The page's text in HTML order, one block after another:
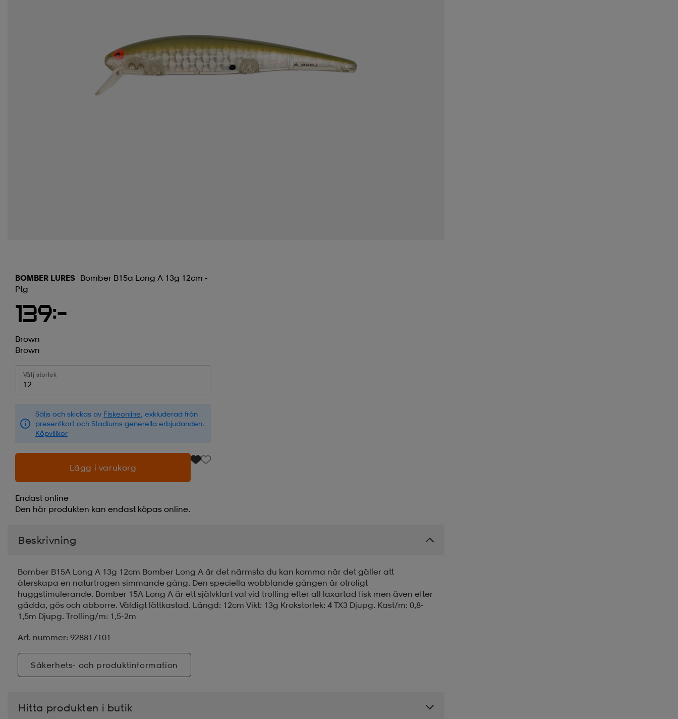
BOMBER LURES Bomber B15a Long A 13g 12cm -
Ptg
139:-
Brown
Brown
Välj storlek
12
Säljs och skickas av Fiskeonline , exkluderad från
presentkort och Stadiums generella erbjudanden.
Köpvillkor
Lägg i varukorg
Endast online
Den här produkten kan endast köpas online.
Beskrivning
Bomber B15A Long A 13g 12cm Bomber Long A är det närmsta du kan komma när det gäller att
återskapa en naturtrogen simmande gång. Den speciella wobblande gången är otroligt
huggstimulerande. Bomber 15A Long A är ett självklart val vid trolling efter all laxartad fisk men även efter
gädda, gös och abborre. Väldigt lättkastad. Längd: 12cm Vikt: 13g Krokstorlek: 4 TX3 Djupg. Kast/m: 0,8-
1,5m Djupg. Trolling/m: 1,5-2m
Art. nummer: 928817101
Säkerhets- och produktinformation
Hitta produkten i butik